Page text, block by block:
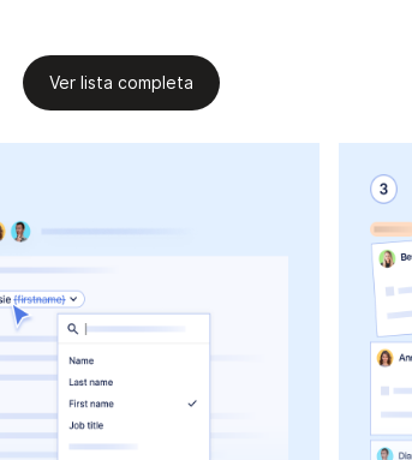
Ver lista completa